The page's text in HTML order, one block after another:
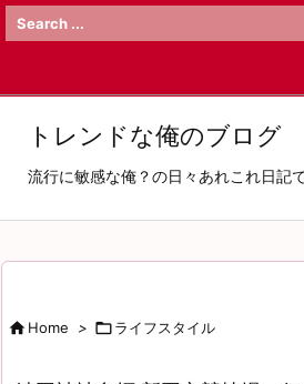
トレンドな俺のブログ
流行に敏感な俺？の日々あれこれ日記で
Home > ライフスタイル